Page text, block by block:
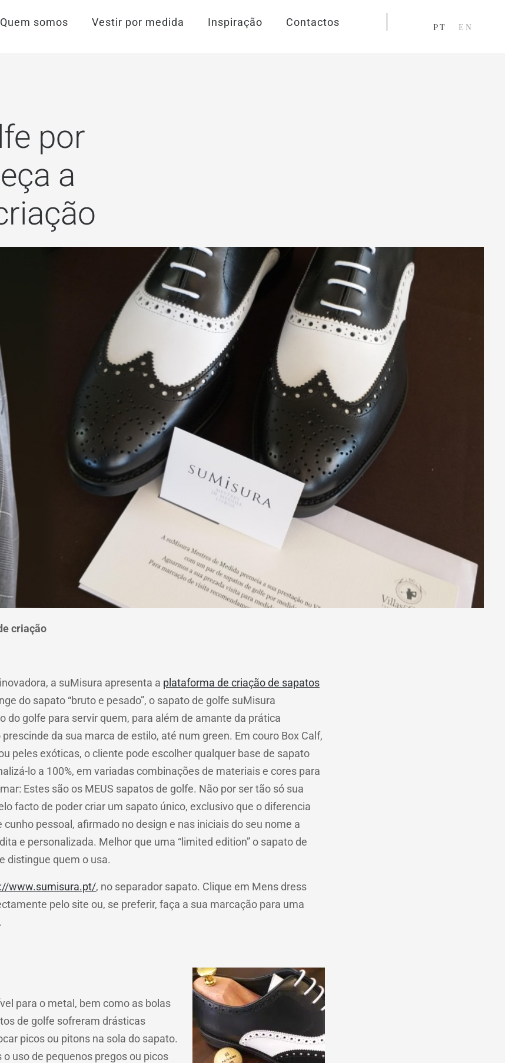
Quem somos Vestir por medida Inspiração Contactos PT EN
por
a
criação
a suMisura apresenta a plataforma de criação de sapatos
do sapato “bruto e pesado”, o sapato de golfe suMisura
do golfe para servir quem, para além de amante da prática
da sua marca de estilo, até num green. Em couro Box Calf,
peles exóticas, o cliente pode escolher qualquer base de sapato
lo a 100%, em variadas combinações de materiais e cores para
Estes são os MEUS sapatos de golfe. Não por ser tão só sua
facto de poder criar um sapato único, exclusivo que o diferencia
pessoal, afirmado no design e nas iniciais do seu nome a
e personalizada. Melhor que uma “limited edition” o sapato de
distingue quem o usa.
www.sumisura.pt/, no separador sapato. Clique em Mens dress
pelo site ou, se preferir, faça a sua marcação para uma
para o metal, bem como as bolas
de golfe sofreram drásticas
picos ou pitons na sola do sapato.
o uso de pequenos pregos ou picos